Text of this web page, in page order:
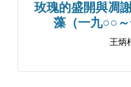
玫瑰的盛開與凋
藻（一九○○～
王炳